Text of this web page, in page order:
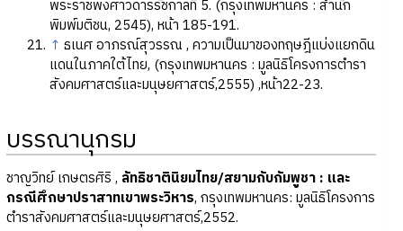
พระราชพงศาวดารรัชกาลที่ 5. (กรุงเทพมหานคร : สำนัก
พิมพ์มติชน, 2545), หน้า 185-191.
↑ ธเนศ อาภรณ์สุวรรณ , ความเป็นมาของทฤษฎีแบ่งแยกดิน
แดนในภาคใต้ไทย, (กรุงเทพมหานคร : มูลนิธิโครงการตำรา
สังคมศาสตร์และมนุษยศาสตร์,2555) ,หน้า22-23.
บรรณานุกรม
ชาญวิทย์ เกษตรศิริ , ลัทธิชาตินิยมไทย/สยามกับกัมพูชา : และ
กรณีศึกษาปราสาทเขาพระวิหาร, กรุงเทพมหานคร: มูลนิธิโครงการ
ตำราสังคมศาสตร์และมนุษยศาสตร์,2552.